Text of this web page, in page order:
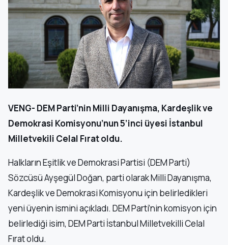
VENG- DEM Parti’nin Milli Dayanışma, Kardeşlik ve
Demokrasi Komisyonu’nun 5’inci üyesi İstanbul
Milletvekili Celal Fırat oldu.
Halkların Eşitlik ve Demokrasi Partisi (DEM Parti)
Sözcüsü Ayşegül Doğan, parti olarak Milli Dayanışma,
Kardeşlik ve Demokrasi Komisyonu için belirledikleri
yeni üyenin ismini açıkladı. DEM Parti’nin komisyon için
belirlediği isim, DEM Parti İstanbul Milletvekilli Celal
Fırat oldu.